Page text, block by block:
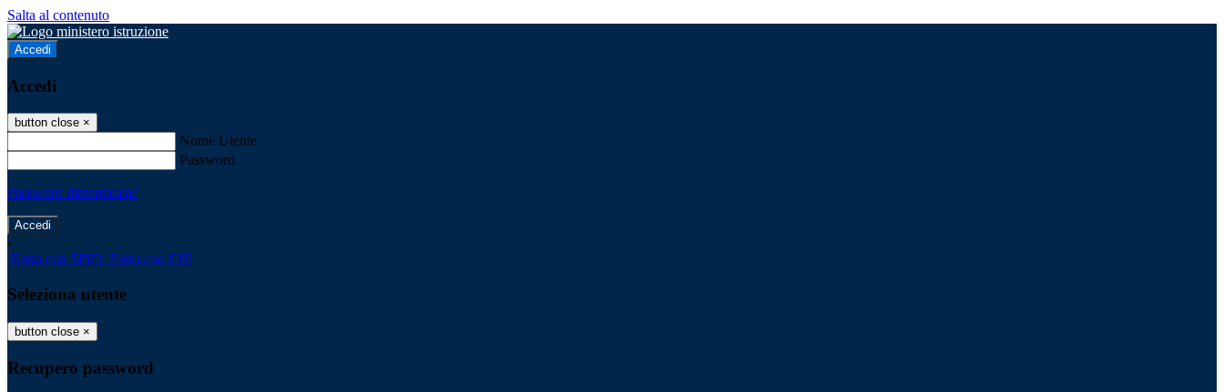
Salta al contenuto
Accedi
Accedi
button close ×
Nome Utente
Password
Password dimenticata?
-
Entra con SPID Entra con CIE
Seleziona utente
button close ×
Recupero password